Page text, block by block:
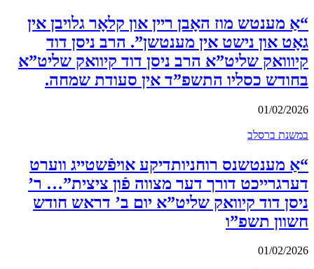
“אַ מענטש מוז האָבן ריין און קלאָר גלויבן אין
גאָט און נישט אין מענטשן”. הרב ניסן דוד
קיווואק שליט”א הרב ניסן דוד קיוואק שליט”א
בחודש כסליו התשפ”ד אין סעודת שמחה.
01/02/2026
במשנת ברסלב
“אַ מענטשנס רוחניותדיקע אויפֿשטייג ווערט
דערגרייכט דורך דער מצווה פֿון ציצית”… ר’
ניסן דוד קיוואק שליט”א יום ב’ דראש חודש
חשוון תשפ”ו
01/02/2026